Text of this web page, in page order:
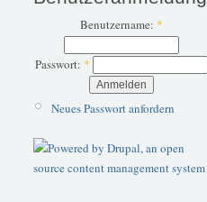
Benutzername: *
Passwort: *
Neues Passwort anfordern